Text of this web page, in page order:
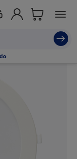
Apparecchi per binari